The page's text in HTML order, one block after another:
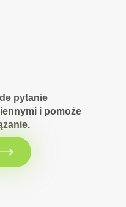
pytanie
i pomoże